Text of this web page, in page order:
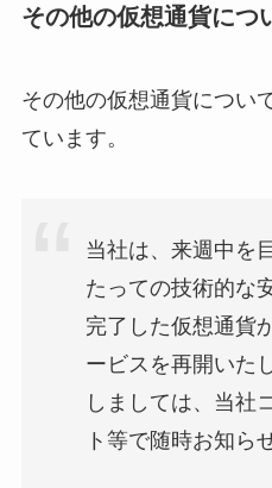
その他の仮想通貨につ
その他の仮想通貨につい
ています。
当社は、来週中を
たっての技術的な
完了した仮想通貨
ービスを再開いた
しましては、当社
ト等で随時お知ら